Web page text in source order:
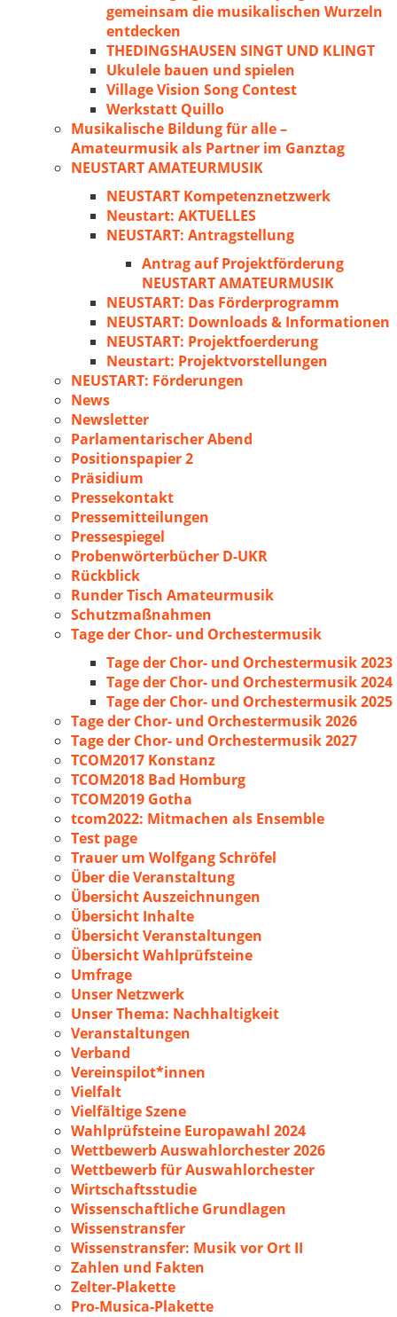
gemeinsam die musikalischen Wurzeln
entdecken
THEDINGSHAUSEN SINGT UND KLINGT
Ukulele bauen und spielen
Village Vision Song Contest
Werkstatt Quillo
Musikalische Bildung für alle –
Amateurmusik als Partner im Ganztag
NEUSTART AMATEURMUSIK
NEUSTART Kompetenznetzwerk
Neustart: AKTUELLES
NEUSTART: Antragstellung
Antrag auf Projektförderung
NEUSTART AMATEURMUSIK
NEUSTART: Das Förderprogramm
NEUSTART: Downloads & Informationen
NEUSTART: Projektfoerderung
Neustart: Projektvorstellungen
NEUSTART: Förderungen
News
Newsletter
Parlamentarischer Abend
Positionspapier 2
Präsidium
Pressekontakt
Pressemitteilungen
Pressespiegel
Probenwörterbücher D-UKR
Rückblick
Runder Tisch Amateurmusik
Schutzmaßnahmen
Tage der Chor- und Orchestermusik
Tage der Chor- und Orchestermusik 2023
Tage der Chor- und Orchestermusik 2024
Tage der Chor- und Orchestermusik 2025
Tage der Chor- und Orchestermusik 2026
Tage der Chor- und Orchestermusik 2027
TCOM2017 Konstanz
TCOM2018 Bad Homburg
TCOM2019 Gotha
tcom2022: Mitmachen als Ensemble
Test page
Trauer um Wolfgang Schröfel
Über die Veranstaltung
Übersicht Auszeichnungen
Übersicht Inhalte
Übersicht Veranstaltungen
Übersicht Wahlprüfsteine
Umfrage
Unser Netzwerk
Unser Thema: Nachhaltigkeit
Veranstaltungen
Verband
Vereinspilot*innen
Vielfalt
Vielfältige Szene
Wahlprüfsteine Europawahl 2024
Wettbewerb Auswahlorchester 2026
Wettbewerb für Auswahlorchester
Wirtschaftsstudie
Wissenschaftliche Grundlagen
Wissenstransfer
Wissenstransfer: Musik vor Ort II
Zahlen und Fakten
Zelter-Plakette
Pro-Musica-Plakette